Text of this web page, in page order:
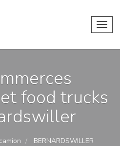
food trucks
BERNARDSWILLER